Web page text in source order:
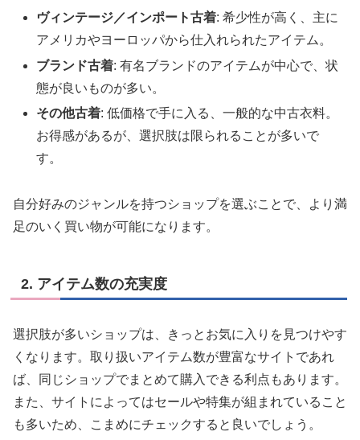
ヴィンテージ／インポート古着: 希少性が高く、主に
アメリカやヨーロッパから仕入れられたアイテム。
ブランド古着: 有名ブランドのアイテムが中心で、状
態が良いものが多い。
その他古着: 低価格で手に入る、一般的な中古衣料。
お得感があるが、選択肢は限られることが多いで
す。
自分好みのジャンルを持つショップを選ぶことで、より満
足のいく買い物が可能になります。
2. アイテム数の充実度
選択肢が多いショップは、きっとお気に入りを見つけやす
くなります。取り扱いアイテム数が豊富なサイトであれ
ば、同じショップでまとめて購入できる利点もあります。
また、サイトによってはセールや特集が組まれていること
も多いため、こまめにチェックすると良いでしょう。